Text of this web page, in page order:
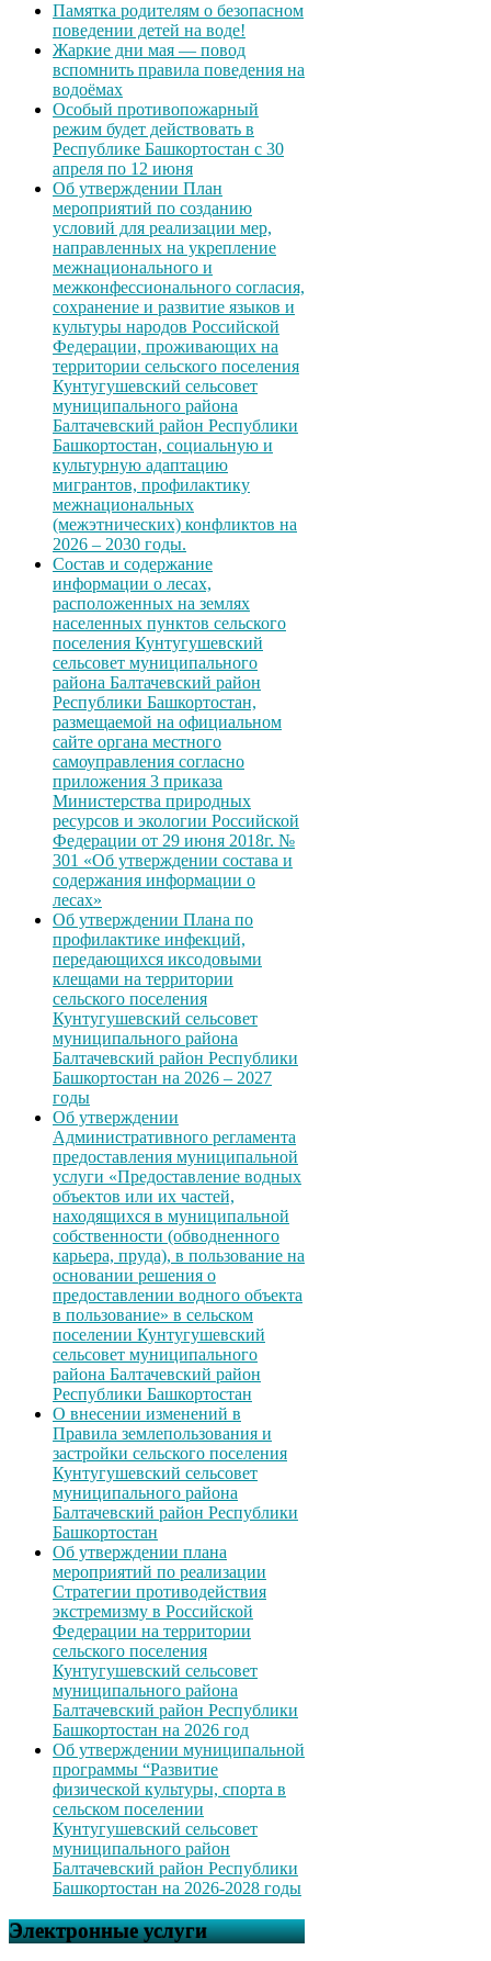
Памятка родителям о безопасном
поведении детей на воде!
Жаркие дни мая — повод
вспомнить правила поведения на
водоёмах
Особый противопожарный
режим будет действовать в
Республике Башкортостан с 30
апреля по 12 июня
Об утверждении План
мероприятий по созданию
условий для реализации мер,
направленных на укрепление
межнационального и
межконфессионального согласия,
сохранение и развитие языков и
культуры народов Российской
Федерации, проживающих на
территории сельского поселения
Кунтугушевский сельсовет
муниципального района
Балтачевский район Республики
Башкортостан, социальную и
культурную адаптацию
мигрантов, профилактику
межнациональных
(межэтнических) конфликтов на
2026 – 2030 годы.
Состав и содержание
информации о лесах,
расположенных на землях
населенных пунктов сельского
поселения Кунтугушевский
сельсовет муниципального
района Балтачевский район
Республики Башкортостан,
размещаемой на официальном
сайте органа местного
самоуправления согласно
приложения 3 приказа
Министерства природных
ресурсов и экологии Российской
Федерации от 29 июня 2018г. №
301 «Об утверждении состава и
содержания информации о
лесах»
Об утверждении Плана по
профилактике инфекций,
передающихся иксодовыми
клещами на территории
сельского поселения
Кунтугушевский сельсовет
муниципального района
Балтачевский район Республики
Башкортостан на 2026 – 2027
годы
Об утверждении
Административного регламента
предоставления муниципальной
услуги «Предоставление водных
объектов или их частей,
находящихся в муниципальной
собственности (обводненного
карьера, пруда), в пользование на
основании решения о
предоставлении водного объекта
в пользование» в сельском
поселении Кунтугушевский
сельсовет муниципального
района Балтачевский район
Республики Башкортостан
О внесении изменений в
Правила землепользования и
застройки сельского поселения
Кунтугушевский сельсовет
муниципального района
Балтачевский район Республики
Башкортостан
Об утверждении плана
мероприятий по реализации
Стратегии противодействия
экстремизму в Российской
Федерации на территории
сельского поселения
Кунтугушевский сельсовет
муниципального района
Балтачевский район Республики
Башкортостан на 2026 год
Об утверждении муниципальной
программы “Развитие
физической культуры, спорта в
сельском поселении
Кунтугушевский сельсовет
муниципального район
Балтачевский район Республики
Башкортостан на 2026-2028 годы
Электронные услуги